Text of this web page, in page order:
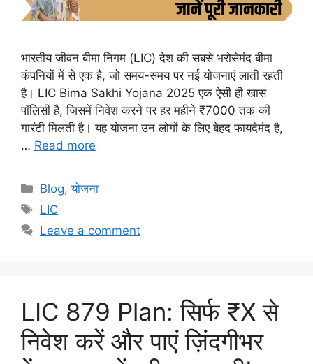
भारतीय जीवन बीमा निगम (LIC) देश की सबसे भरोसेमंद बीमा
कंपनियों में से एक है, जो समय-समय पर नई योजनाएं लाती रहती
है। LIC Bima Sakhi Yojana 2025 एक ऐसी ही खास
पॉलिसी है, जिसमें निवेश करने पर हर महीने ₹7000 तक की
गारंटी मिलती है। यह योजना उन लोगों के लिए बेहद फायदेमंद है,
… Read more
Categories
Blog,योजना
Tags
LIC
Leave a comment
LIC 879 Plan: सिर्फ ₹X से
निवेश करें और पाएं ज़िंदगीभर